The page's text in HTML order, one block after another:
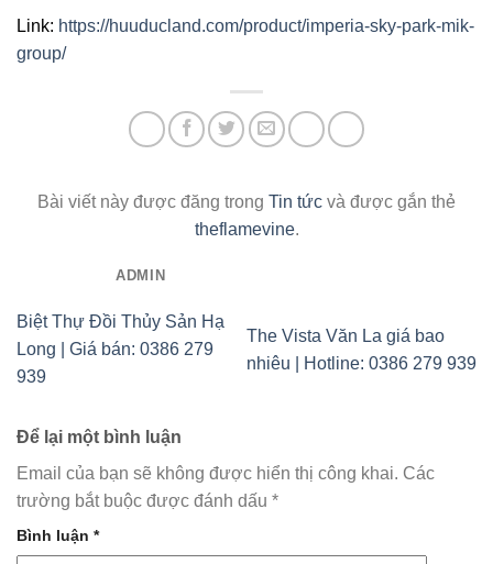
Link: https://huuducland.com/product/imperia-sky-park-mik-
group/
Bài viết này được đăng trong Tin tức và được gắn thẻ
theflamevine.
ADMIN
Biệt Thự Đồi Thủy Sản Hạ
Long | Giá bán: 0386 279
939
The Vista Văn La giá bao
nhiêu | Hotline: 0386 279 939
Để lại một bình luận
Email của bạn sẽ không được hiển thị công khai. Các
trường bắt buộc được đánh dấu *
Bình luận *